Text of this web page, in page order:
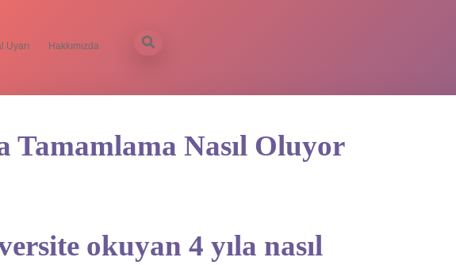
Uyarı Hakkımızda
Tamamlama Nasıl Oluyor
okuyan 4 yıla nasıl